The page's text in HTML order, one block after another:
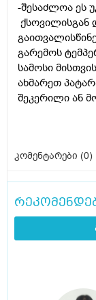
-შესაძლოა ეს
ქსოვილისგან
გარემოს
სამოსი
ახმარეთ
შეკერილი ან
კომენტარები (0)